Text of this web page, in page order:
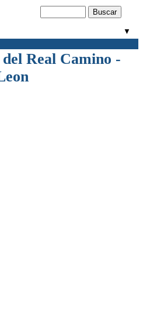
▼
Real Camino -